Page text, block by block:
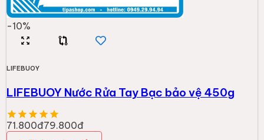
-10%
LIFEBUOY
LIFEBUOY Nước Rửa Tay Bạc bảo vệ 450g
71.800đ79.800đ